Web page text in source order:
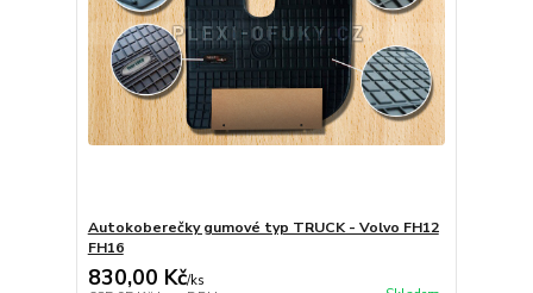
Autokoberečky gumové typ TRUCK - Volvo FH12
FH16
830,00 Kč/ks